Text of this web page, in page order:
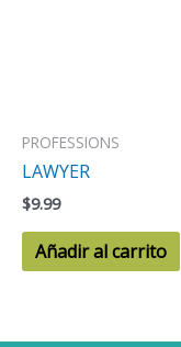
PROFESSIONS
LAWYER
$9.99
Añadir al carrito